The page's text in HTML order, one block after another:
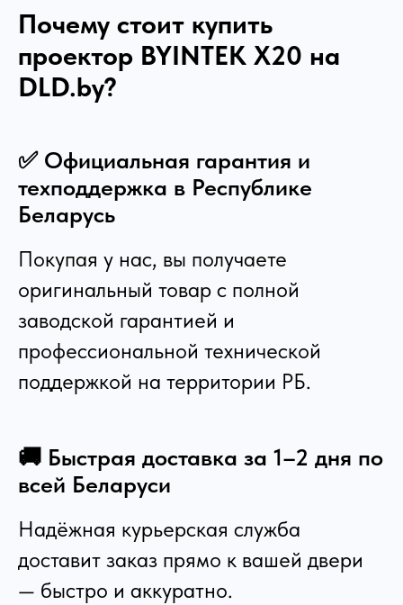
Почему стоит купить
проектор BYINTEK X20 на
DLD.by?
✅ Официальная гарантия и
техподдержка в Республике
Беларусь
Покупая у нас, вы получаете
оригинальный товар с полной
заводской гарантией и
профессиональной технической
поддержкой на территории РБ.
🚚 Быстрая доставка за 1–2 дня по
всей Беларуси
Надёжная курьерская служба
доставит заказ прямо к вашей двери
— быстро и аккуратно.